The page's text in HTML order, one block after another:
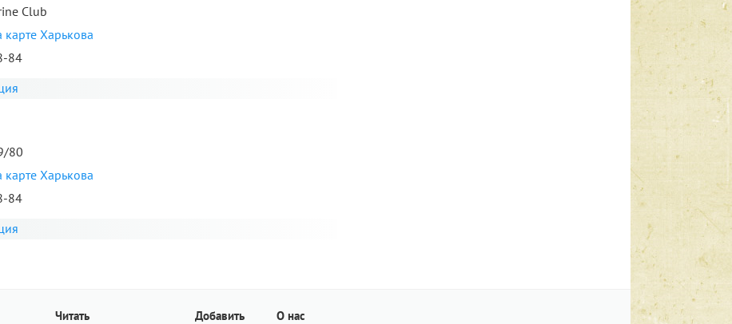
Club
Харькова
84
80
Харькова
84
Читать Добавить О нас